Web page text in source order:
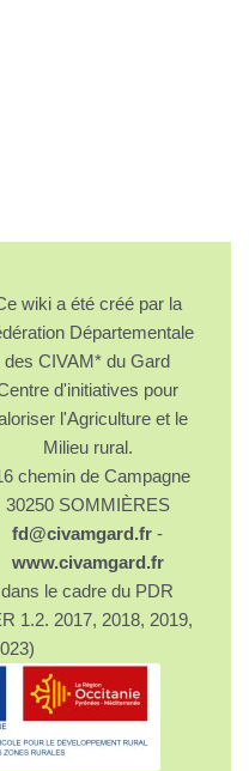
wiki a été créé par la
Départementale
des CIVAM* du Gard
d'initiatives pour
l'Agriculture et le
Milieu rural.
chemin de Campagne
30250 SOMMIÈRES
fd@civamgard.fr -
www.civamgard.fr
le cadre du PDR
1.2. 2017, 2018, 2019,